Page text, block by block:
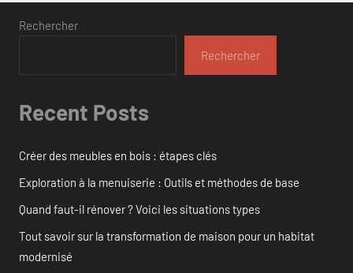
Rechercher
Rechercher
Recent Posts
Créer des meubles en bois : étapes clés
Exploration à la menuiserie : Outils et méthodes de base
Quand faut-il rénover ? Voici les situations types
Tout savoir sur la transformation de maison pour un habitat
modernisé